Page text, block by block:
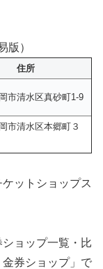
版）
住所
市清水区真砂町1-9
市清水区本郷町３
ットショップス
ョップ一覧・比
券ショップ」で